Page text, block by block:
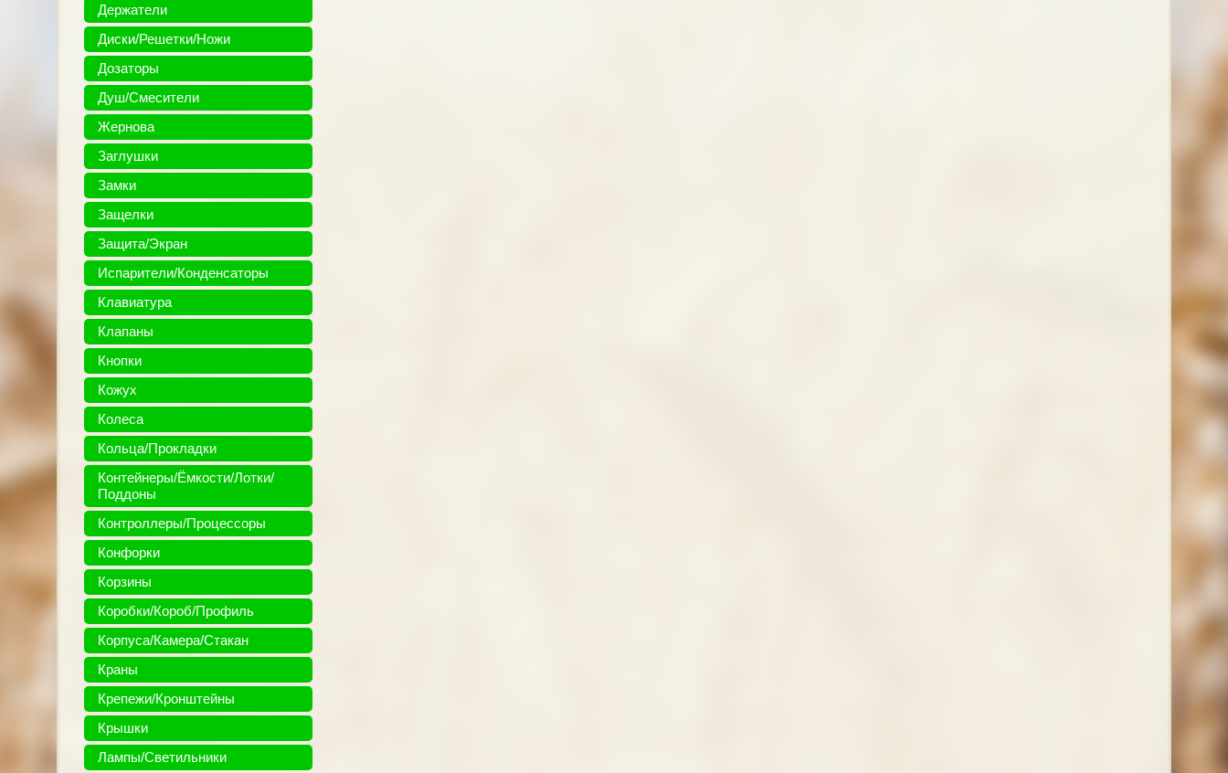
Держатели
Диски/Решетки/Ножи
Дозаторы
Душ/Смесители
Жернова
Заглушки
Замки
Защелки
Защита/Экран
Испарители/Конденсаторы
Клавиатура
Клапаны
Кнопки
Кожух
Колеса
Кольца/Прокладки
Контейнеры/Ёмкости/Лотки/
Поддоны
Контроллеры/Процессоры
Конфорки
Корзины
Коробки/Короб/Профиль
Корпуса/Камера/Стакан
Краны
Крепежи/Кронштейны
Крышки
Лампы/Светильники